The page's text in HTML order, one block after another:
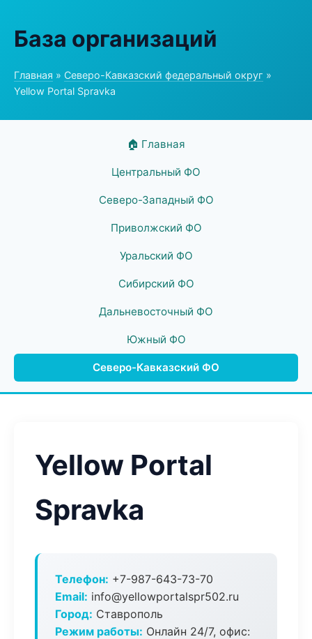
База организаций
Главная » Северо-Кавказский федеральный округ »
Yellow Portal Spravka
🏠 Главная
Центральный ФО
Северо-Западный ФО
Приволжский ФО
Уральский ФО
Сибирский ФО
Дальневосточный ФО
Южный ФО
Северо-Кавказский ФО
Yellow Portal
Spravka
Телефон: +7-987-643-73-70
Email: info@yellowportalspr502.ru
Город: Ставрополь
Режим работы: Онлайн 24/7, офис: